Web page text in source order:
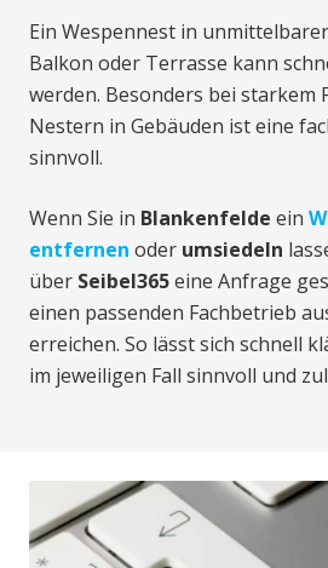
Ein Wespennest in
Balkon oder Terrasse kann
werden. Besonders bei starkem
Nestern in Gebäuden ist eine
sinnvoll.
Wenn Sie in Blankenfelde ein
entfernen oder umsiedeln
über Seibel365eine Anfrage
einen passenden Fachbetrieb
erreichen. So lässt sich schnell
im jeweiligen Fall sinnvoll und